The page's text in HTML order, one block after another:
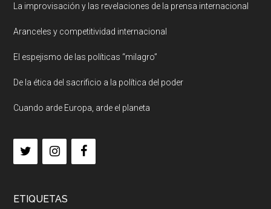
La improvisación y las revelaciones de la prensa internacional
Aranceles y competitividad internacional
El espejismo de las políticas “milagro”
De la ética del sacrificio a la política del poder
Cuando arde Europa, arde el planeta
ETIQUETAS